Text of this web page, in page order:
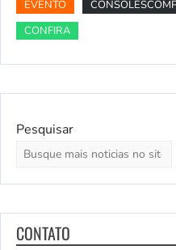
EVENTO
CONFIRA
Pesquisar
CONTATO